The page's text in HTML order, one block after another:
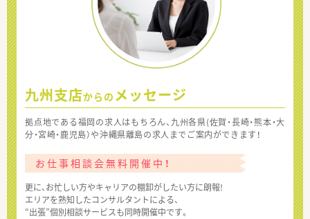
九州支店からの メッセージ
拠点地である福岡の求人はもちろん、九州各県(佐賀・長崎・熊本・大
分・宮崎・鹿児島）や沖縄県離島の求人までご案内ができます！
お仕事相談会無料開催中！
更に、お忙しい方やキャリアの棚卸がしたい方に朗報!
エリアを熟知したコンサルタントによる、
“出張”個別相談サービスも同時開催中です。